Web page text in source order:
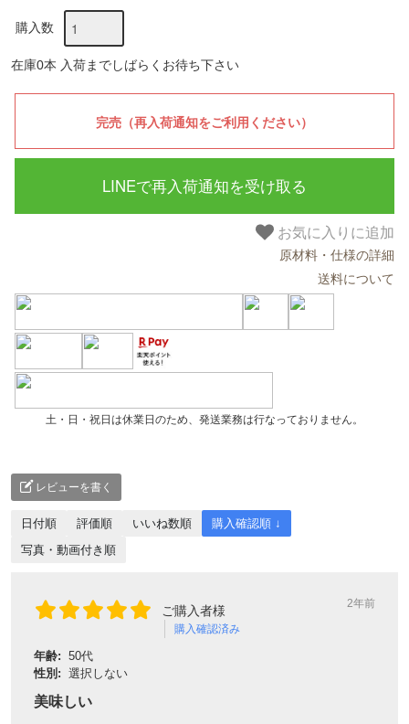
購入数
在庫0本 入荷までしばらくお待ち下さい
LINEで再入荷通知を受け取る
お気に入りに追加
原材料・仕様の詳細
送料について
土・日・祝日は休業日のため、発送業務は行なっておりません。
レビューを書く
日付順 評価順 いいね数順
購入確認順 ↓
写真・動画付き順
ご購入者様
購入確認済み
2年前
年齢: 50代
性別: 選択しない
美味しい